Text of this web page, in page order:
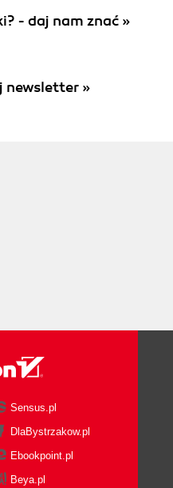
- daj nam znać »
newsletter »
Sensus.pl
DlaBystrzakow.pl
Ebookpoint.pl
Beya.pl